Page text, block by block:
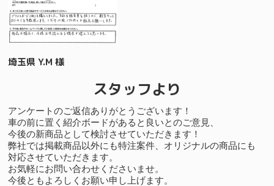
埼玉県 Y.M 様
スタッフより
アンケートのご返信ありがとうございます！
車の前に置く紹介ボードがあると良いとのご意見、
今後の新商品として検討させていただきます！
弊社では掲載商品以外にも特注案件、オリジナルの商品にも
対応させていただきます。
お気軽にお問い合わせくださいませ。
今後ともよろしくお願い申し上げます。